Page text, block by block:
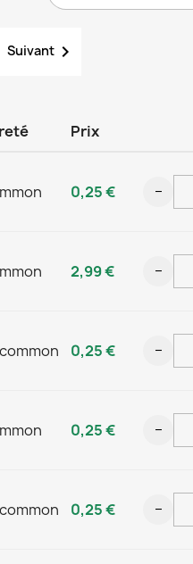
Suivant
Prix
0,25 € −
2,99 € −
0,25 € −
0,25 € −
0,25 € −